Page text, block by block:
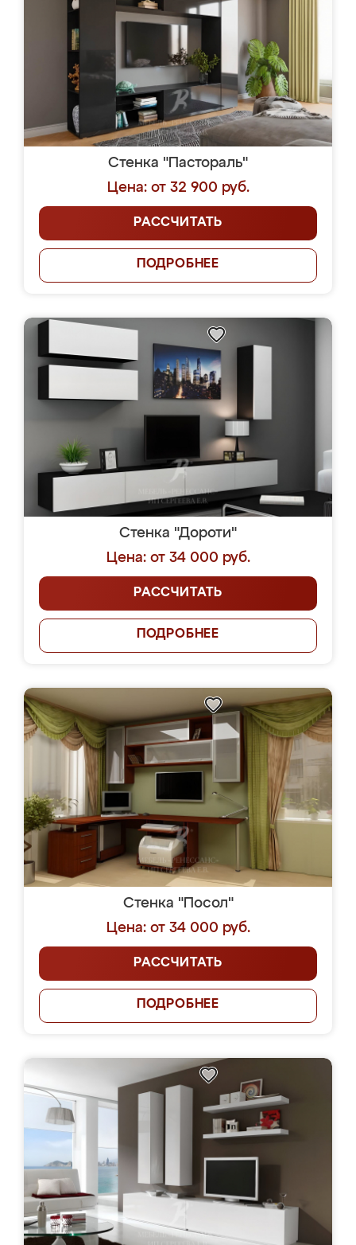
Стенка "Пастораль"
Цена: от 32 900 руб.
РАССЧИТАТЬ
ПОДРОБНЕЕ
Стенка "Дороти"
Цена: от 34 000 руб.
РАССЧИТАТЬ
ПОДРОБНЕЕ
Стенка "Посол"
Цена: от 34 000 руб.
РАССЧИТАТЬ
ПОДРОБНЕЕ